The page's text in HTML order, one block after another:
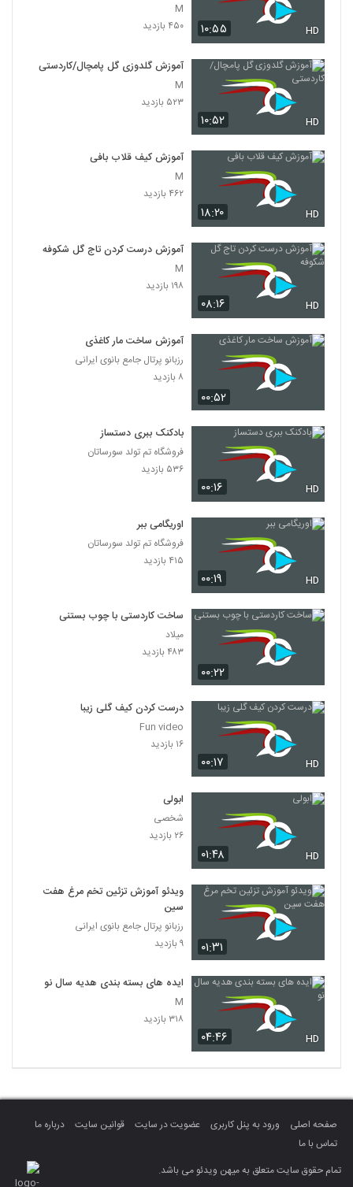
۱۰:۵۵ HD
M
۴۵۰ بازدید
۱۰:۵۲ HD
آموزش گلدوزی گل پامچال/کاردستی
M
۵۲۳ بازدید
۱۸:۲۰ HD
آموزش کیف قلاب بافی
M
۴۶۲ بازدید
۰۸:۱۶ HD
آموزش درست کردن تاج گل شکوفه
M
۱۹۸ بازدید
۰۰:۵۲
آموزش ساخت مار کاغذی
رزبانو پرتال جامع بانوی ایرانی
۸ بازدید
۰۰:۱۶ HD
بادکنک ببری دستساز
فروشگاه تم تولد سورساتان
۵۳۶ بازدید
۰۰:۱۹ HD
اوریگامی ببر
فروشگاه تم تولد سورساتان
۴۱۵ بازدید
۰۰:۲۲
ساخت کاردستی با چوب بستنی‌
میلاد
۴۸۳ بازدید
۰۰:۱۷ HD
درست کردن کیف گلی زیبا
Fun video
۱۶ بازدید
۰۱:۴۸ HD
ابولی
شخصی
۲۶ بازدید
۰۱:۳۱
ویدئو آموزش تزئین تخم مرغ هفت
سین
رزبانو پرتال جامع بانوی ایرانی
۹ بازدید
۰۴:۴۶ HD
ایده های بسته بندی هدیه سال نو
M
۳۱۸ بازدید
صفحه اصلی ورود به پنل کاربری عضویت در سایت قوانین سایت
درباره ما
تماس با ما
تمام حقوق سایت متعلق به میهن ویدئو می باشد.